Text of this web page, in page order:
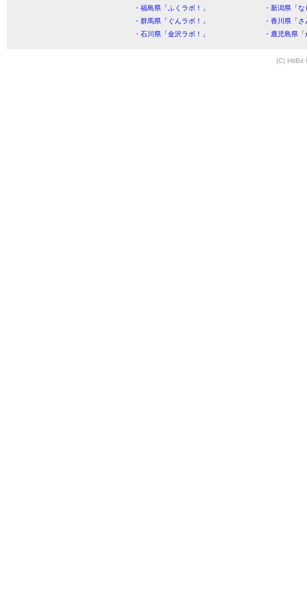
・福島県「ふくラボ！」
・新潟県「
・群馬県「ぐんラボ！」
・香川県「
・石川県「金沢ラボ！」
・鹿児島県
(C) HitBit